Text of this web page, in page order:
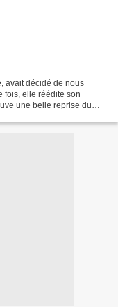
avait décidé de nous
fois, elle réédite son
une belle reprise du